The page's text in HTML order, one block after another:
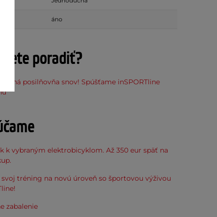
áno
poradiť?
posilňovňa snov! Spúšťame inSPORTline
k vybraným elektrobicyklom. Až 350 eur späť na
svoj tréning na novú úroveň so športovou výživou
zabalenie